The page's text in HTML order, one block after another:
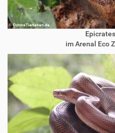
im Arenal Eco